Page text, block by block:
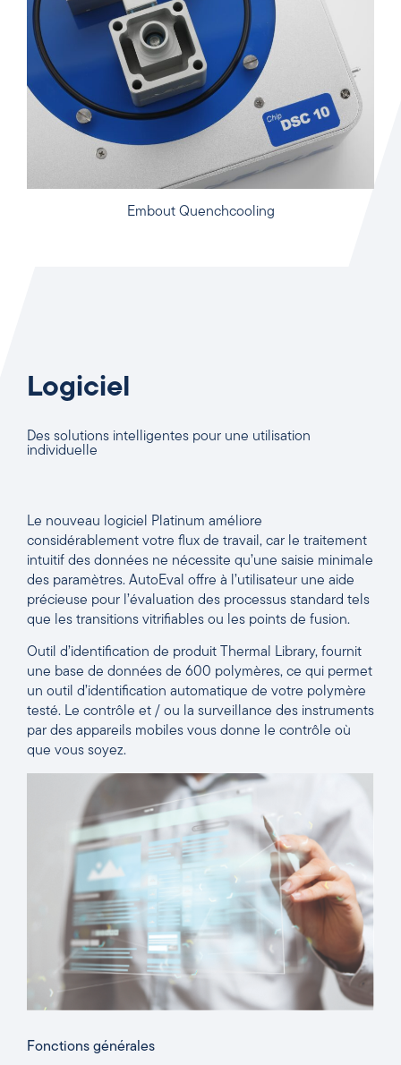
Embout Quenchcooling
Logiciel
Des solutions intelligentes pour une utilisation
individuelle
Le nouveau logiciel Platinum améliore
considérablement votre flux de travail, car le traitement
intuitif des données ne nécessite qu’une saisie minimale
des paramètres. AutoEval offre à l’utilisateur une aide
précieuse pour l’évaluation des processus standard tels
que les transitions vitrifiables ou les points de fusion.
Outil d’identification de produit Thermal Library, fournit
une base de données de 600 polymères, ce qui permet
un outil d’identification automatique de votre polymère
testé. Le contrôle et / ou la surveillance des instruments
par des appareils mobiles vous donne le contrôle où
que vous soyez.
Fonctions générales